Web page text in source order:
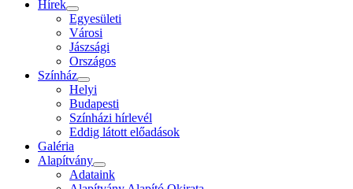
Hírek
Egyesületi
Városi
Jászsági
Országos
Színház
Helyi
Budapesti
Színházi hírlevél
Eddig látott előadások
Galéria
Alapítvány
Adataink